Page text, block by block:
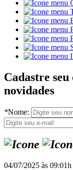
Cadastre seu
novidades
*Nome:
04/07/2025 às 09:01h